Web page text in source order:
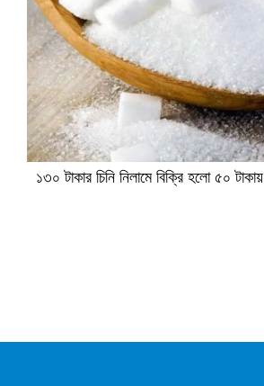
১৩০ টাকার চিনি নিলামে বিক্রি হলো ৫০ টাকায়